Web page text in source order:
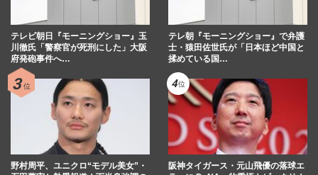
週刊女性PRIME 2025/11/24
フワちゃんが選んだ『スターダム』プロレ
ス復帰に北斗晶も懐疑的、ジャガー横田は
「対戦はない」評したリア…
週刊女性PRIME 2025/11/12
テレビ朝日『モーニングショー』玉
川徹氏「警察官が死刑にした」大阪
府発砲事件へ…
テレ朝『モーニングショー』で弁護
士・猿田佐世氏が「日本ほど中国と
揉めている国…
野村周平、ユニクロ“モデル美女”・
阪神タイガース・元山飛優の落球エ